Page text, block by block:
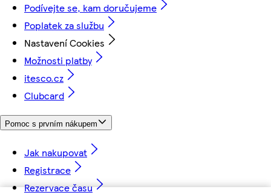
Podívejte se, kam doručujeme
Poplatek za službu
Nastavení Cookies
Možnosti platby
itesco.cz
Clubcard
Pomoc s prvním nákupem
Jak nakupovat
Registrace
Rezervace času